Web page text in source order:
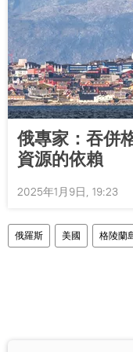
俄專家：吞併
資源的依賴
2025年1月9日, 19:23
俄羅斯 美國 格陵蘭